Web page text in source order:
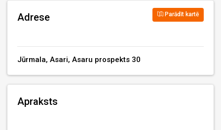
Adrese Parādīt kartē
Jūrmala, Asari, Asaru prospekts 30
Apraksts